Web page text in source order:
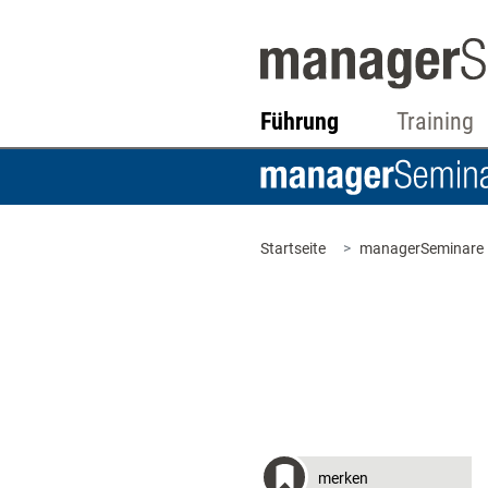
Führung Training
Startseite managerSeminare
merken